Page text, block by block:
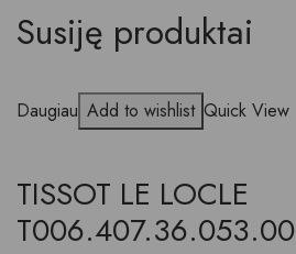
Susiję produktai
Daugiau Add to wishlist Quick View
TISSOT LE LOCLE
T006.407.36.053.00